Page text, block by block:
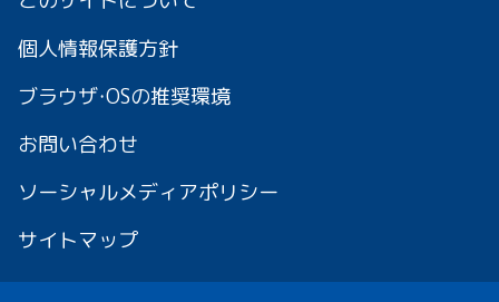
個人情報保護方針
ブラウザ・OSの推奨環境
お問い合わせ
ソーシャルメディアポリシー
サイトマップ